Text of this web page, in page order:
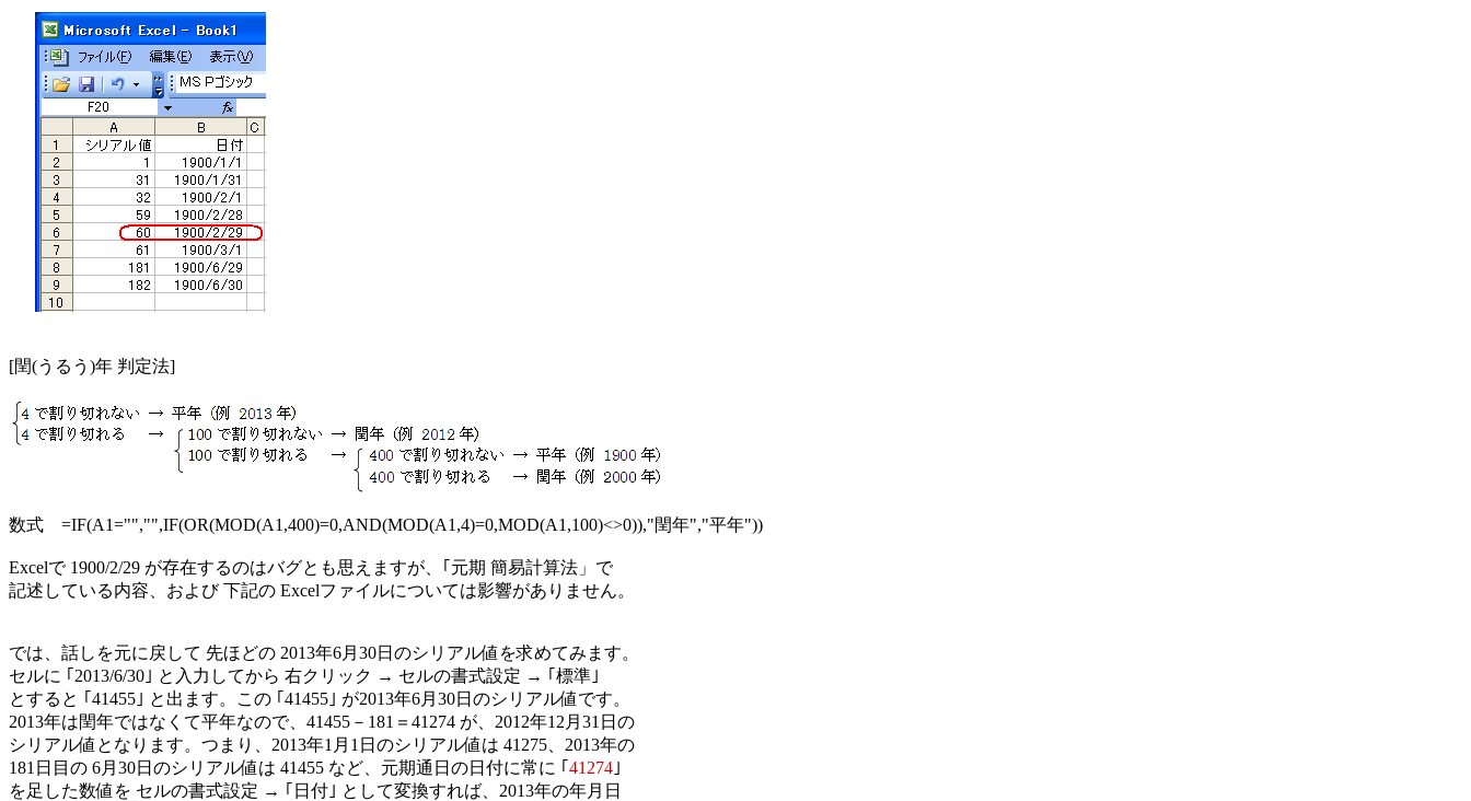
[閏(うるう)年 判定法]
数式　=IF(A1="","",IF(OR(MOD(A1,400)=0,AND(MOD(A1,4)=0,MOD(A1,100)<>0)),"閏年","平年"))
Excelで 1900/2/29 が存在するのはバグとも思えますが、｢元期 簡易計算法」で
記述している内容、および 下記の Excelファイルについては影響がありません。
では、話しを元に戻して 先ほどの 2013年6月30日のシリアル値を求めてみます。
セルに ｢2013/6/30｣ と入力してから 右クリック → セルの書式設定 → ｢標準｣
とすると ｢41455｣ と出ます。この ｢41455｣ が2013年6月30日のシリアル値です。
2013年は閏年ではなくて平年なので、41455－181＝41274 が、2012年12月31日の
シリアル値となります。つまり、2013年1月1日のシリアル値は 41275、2013年の
181日目の 6月30日のシリアル値は 41455 など、元期通日の日付に常に ｢ 41274 ｣
を足した数値を セルの書式設定 → ｢日付｣ として変換すれば、2013年の年月日